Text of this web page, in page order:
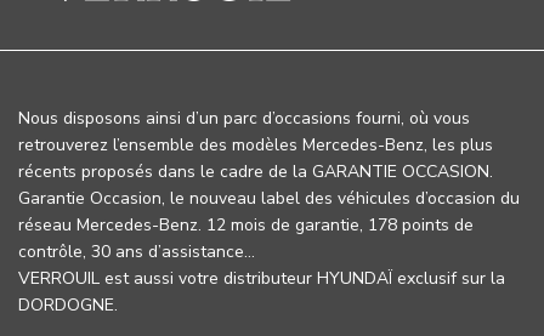
Nous disposons ainsi d’un parc d’occasions fourni, où vous
retrouverez l’ensemble des modèles Mercedes-Benz, les plus
récents proposés dans le cadre de la GARANTIE OCCASION.
Garantie Occasion, le nouveau label des véhicules d’occasion du
réseau Mercedes-Benz. 12 mois de garantie, 178 points de
contrôle, 30 ans d’assistance…
VERROUIL est aussi votre distributeur HYUNDAÏ exclusif sur la
DORDOGNE.